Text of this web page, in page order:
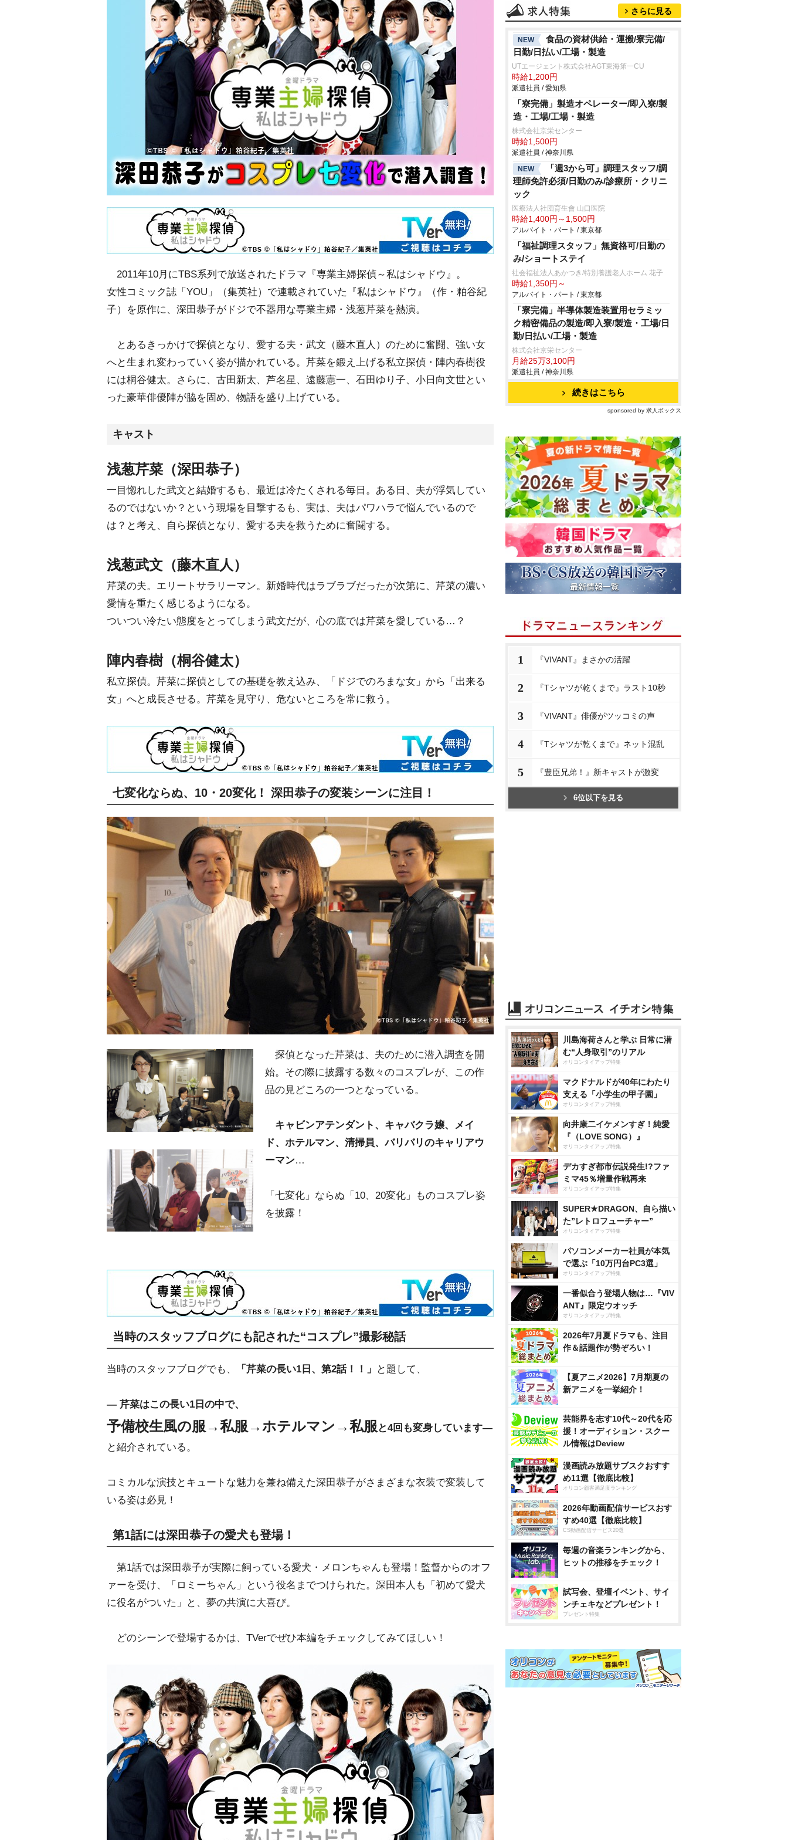
2011年10月にTBS系列で放送されたドラマ『専業主婦探偵～私はシャドウ』。
女性コミック誌「YOU」（集英社）で連載されていた『私はシャドウ』（作・粕谷紀
子）を原作に、深田恭子がドジで不器用な専業主婦・浅葱芹菜を熱演。
とあるきっかけで探偵となり、愛する夫・武文（藤木直人）のために奮闘、強い女
へと生まれ変わっていく姿が描かれている。芹菜を鍛え上げる私立探偵・陣内春樹役
には桐谷健太。さらに、古田新太、芦名星、遠藤憲一、石田ゆり子、小日向文世とい
った豪華俳優陣が脇を固め、物語を盛り上げている。
キャスト
浅葱芹菜（深田恭子）
一目惚れした武文と結婚するも、最近は冷たくされる毎日。ある日、夫が浮気してい
るのではないか？という現場を目撃するも、実は、夫はパワハラで悩んでいるので
は？と考え、自ら探偵となり、愛する夫を救うために奮闘する。
浅葱武文（藤木直人）
芹菜の夫。エリートサラリーマン。新婚時代はラブラブだったが次第に、芹菜の濃い
愛情を重たく感じるようになる。
ついつい冷たい態度をとってしまう武文だが、心の底では芹菜を愛している…？
陣内春樹（桐谷健太）
私立探偵。芹菜に探偵としての基礎を教え込み、「ドジでのろまな女」から「出来る
女」へと成長させる。芹菜を見守り、危ないところを常に救う。
七変化ならぬ、10・20変化！ 深田恭子の変装シーンに注目！
探偵となった芹菜は、夫のために潜入調査を開
始。その際に披露する数々のコスプレが、この作
品の見どころの一つとなっている。
キャビンアテンダント、キャバクラ嬢、メイ
ド、ホテルマン、清掃員、バリバリのキャリアウ
ーマン…
「七変化」ならぬ「10、20変化」ものコスプレ姿
を披露！
当時のスタッフブログにも記された“コスプレ”撮影秘話
当時のスタッフブログでも、 「芹菜の長い1日、第2話！！」 と題して、
― 芹菜はこの長い1日の中で、
予備校生風の服→私服→ホテルマン→私服 と4回も変身しています―
と紹介されている。
コミカルな演技とキュートな魅力を兼ね備えた深田恭子がさまざまな衣装で変装して
いる姿は必見！
第1話には深田恭子の愛犬も登場！
第1話では深田恭子が実際に飼っている愛犬・メロンちゃんも登場！監督からのオフ
ァーを受け、「ロミーちゃん」という役名までつけられた。深田本人も「初めて愛犬
に役名がついた」と、夢の共演に大喜び。
どのシーンで登場するかは、TVerでぜひ本編をチェックしてみてほしい！
さらに見る
NEW
食品の資材供給・運搬/寮完備/
日勤/日払い/工場・製造
UTエージェント株式会社AGT東海第一CU
時給1,200円
派遣社員 / 愛知県
「寮完備」製造オペレーター/即入寮/製
造・工場/工場・製造
株式会社京栄センター
時給1,500円
派遣社員 / 神奈川県
NEW
「週3から可」調理スタッフ/調
理師免許必須/日勤のみ/診療所・クリニ
ック
医療法人社団育生會 山口医院
時給1,400円～1,500円
アルバイト・パート / 東京都
「福祉調理スタッフ」無資格可/日勤の
み/ショートステイ
社会福祉法人あかつき/特別養護老人ホーム 花子
時給1,350円～
アルバイト・パート / 東京都
「寮完備」半導体製造装置用セラミッ
ク精密備品の製造/即入寮/製造・工場/日
勤/日払い/工場・製造
株式会社京栄センター
月給25万3,100円
派遣社員 / 神奈川県
続きはこちら
sponsored by 求人ボックス
1 『VIVANT』まさかの活躍
2 『Tシャツが乾くまで』ラスト10秒
3 『VIVANT』俳優がツッコミの声
4 『Tシャツが乾くまで』ネット混乱
5 『豊臣兄弟！』新キャストが激変
6位以下を見る
川島海荷さんと学ぶ 日常に潜
む“人身取引”のリアル
オリコンタイアップ特集
マクドナルドが40年にわたり
支える「小学生の甲子園」
オリコンタイアップ特集
向井康二イケメンすぎ！純愛
『（LOVE SONG）』
オリコンタイアップ特集
デカすぎ都市伝説発生!?ファ
ミマ45％増量作戦再来
オリコンタイアップ特集
SUPER★DRAGON、自ら描い
た”レトロフューチャー”
オリコンタイアップ特集
パソコンメーカー社員が本気
で選ぶ「10万円台PC3選」
オリコンタイアップ特集
一番似合う登場人物は…『VIV
ANT』限定ウオッチ
オリコンタイアップ特集
2026年7月夏ドラマも、注目
作＆話題作が勢ぞろい！
【夏アニメ2026】7月期夏の
新アニメを一挙紹介！
芸能界を志す10代～20代を応
援！オーディション・スクー
ル情報はDeview
漫画読み放題サブスクおすす
め11選【徹底比較】
オリコン顧客満足度ランキング
2026年動画配信サービスおす
すめ40選【徹底比較】
CS動画配信サービス20選
毎週の音楽ランキングから、
ヒットの推移をチェック！
試写会、登壇イベント、サイ
ンチェキなどプレゼント！
プレゼント特集